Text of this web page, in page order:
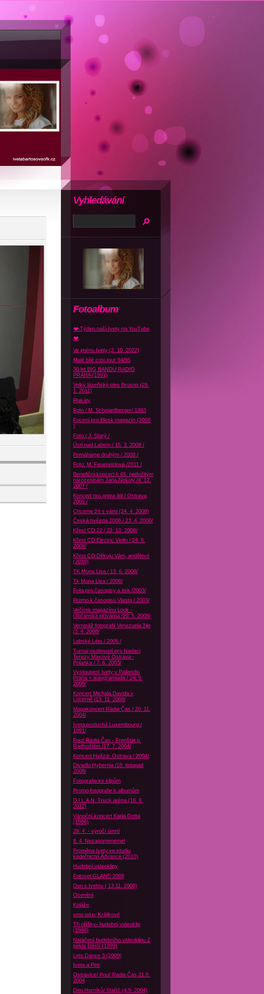
Fotoalbum
❤️ Týden naší Ivety na YouTube
❤️
Ve jménu Ivety (2. 10. 2022)
Malé bílé cosi tour 94/95
30 let BIG BANDU RADIO
PRAHA (1991)
Velký lázeňský ples Brusno (29.
1. 2011)
Plakáty
Foto / M. Schmiedberger/ 1993
Focení pro Blesk magazín (2008
)
Foto / J. Starý /
Ústí nad Labem / 15. 3. 2008 /
Pomáháme druhým / 2008 /
Foto: M. Feuereislová /2011 /
Benefiční koncert k 65. nedožitým
narozeninám Jana Nekoly /4. 12.
2007 /
Koncert pro prima lidi / Ostrava
2005 /
Chceme žít s vámi (24. 4. 2008)
Česká hvězda 2008 / 23. 4. 2008/
Křest CD 22 / 22. 10. 2008/
Křest CD Electric Violin / 24. 6.
2008/
Křest CD Děkuju Vám, andělové
(2010)
TK Mona Lisa / 13. 6. 2008/
Tk Mona Lisa / 2008/
Fota pro časopisy a tisk /2003/
Promo k časopisu Vlasta / 2003/
Večírek magazínu Look -
Občanská plovárna /29. 5. 2008/
Vernisáž fotografií Venezuela žije
/3. 4. 2008/
Labské Léto / 2005 /
Turnaj osobností pro Nadaci
Terezy Maxové Ostrava -
Polanka / 7. 6. 2003/
Vystoupení Ivety v Pallandiu
Praha + autogramiáda / 24. 9.
2008/
Koncert Michala Davida v
Lucerně /13. 11. 2008/
Magakoncert Rádia Čas / 20. 11.
2004/
Iveta posluchá Luxembourg /
1991/
Pouť Rádia Čas - Frenštát p.
Radhoštěm /17. 7. 2004/
Koncert Hvězd- Ostrava / 2004/
Divadlo Hybernia /18. listopad
2008/
Fotografie ke klipům
Promo fotografie k albumům
D.I.L.A.N. Truck aréna (16. 6.
2012)
Vánoční koncert Karla Gotta
(1986)
29. 4. - výročí úmrtí
8. 4. Nezapomeneme!
Proměna Ivety ve studiu
kadeřnictví Advance (2010)
Hudební videoklipy
Fotoset GLANC 2008
Den s Ivetou ( 13.11. 2008)
Ocenění
Koláže
sms od p. Králikové
Tři oříšky- hudební videoklip
(1998)
Natáčení hudebního videoklipu Z
pekla štěstí (1999)
Lets Dance 3 (2009)
Iveta a Petr
Ostravice/ Pouť Radia Čas 21.8.
2004
Den Horníků/ Staříč (4.9. 2004)
Vyhledávání